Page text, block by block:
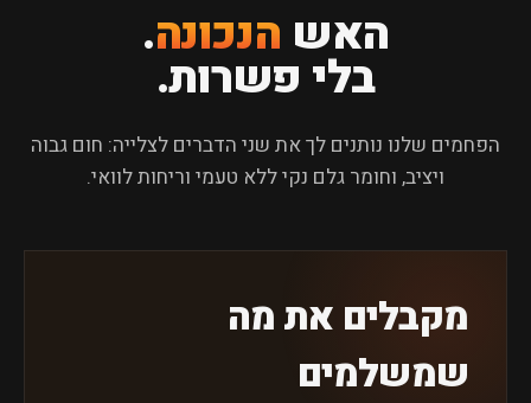
האש הנכונה.
בלי פשרות.
הפחמים שלנו נותנים לך את שני הדברים לצלייה: חום גבוה
ויציב, וחומר גלם נקי ללא טעמי וריחות לוואי.
מקבלים את מה
שמשלמים